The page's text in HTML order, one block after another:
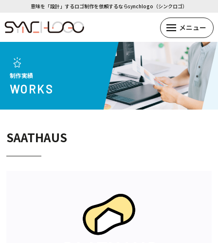
意味を「設計」するロゴ制作を依頼するならsynchlogo（シンクロゴ）
制作実績
WORKS
SAATHAUS